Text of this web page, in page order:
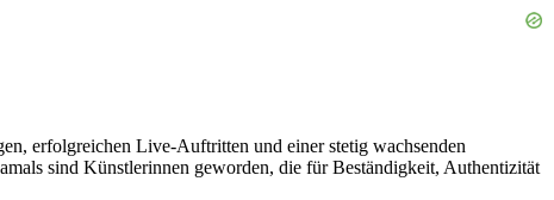
erfolgreichen Live-Auftritten und einer stetig wachsenden
sind Künstlerinnen geworden, die für Beständigkeit, Authentizität